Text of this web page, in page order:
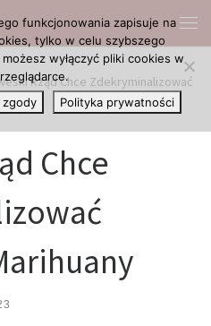
Rząd Chce Zdekryminalizować
Chce
funkcjonowania zapisuje na
tylko w celu szybszego
wyłączyć pliki cookies w
zgody Polityka prywatności